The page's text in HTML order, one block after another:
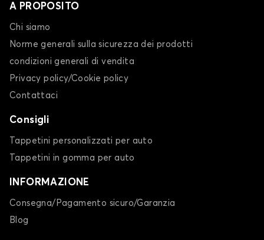
A PROPOSITO
Chi siamo
Norme generali sulla sicurezza dei prodotti
condizioni generali di vendita
Privacy policy/Cookie policy
Contattaci
Consigli
Tappetini personalizzati per auto
Tappetini in gomma per auto
INFORMAZIONE
Consegna/Pagamento sicuro/Garanzia
Blog